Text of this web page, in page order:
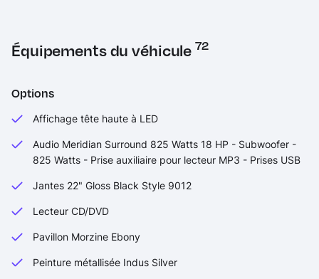
Équipements du véhicule 72
Options
Affichage tête haute à LED
Audio Meridian Surround 825 Watts 18 HP - Subwoofer -
825 Watts - Prise auxiliaire pour lecteur MP3 - Prises USB
Jantes 22" Gloss Black Style 9012
Lecteur CD/DVD
Pavillon Morzine Ebony
Peinture métallisée Indus Silver